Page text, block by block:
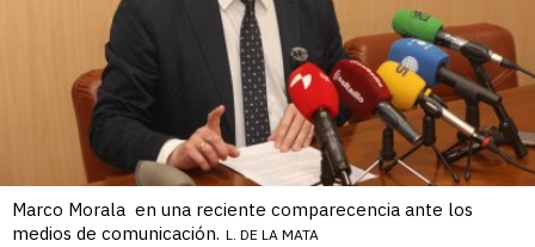
Marco Morala en una reciente comparecencia ante los
medios de comunicación. L. DE LA MATA